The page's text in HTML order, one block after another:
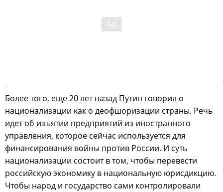
Более того, еще 20 лет назад Путин говорил о
национализации как о деофшоризации страны. Речь
идет об изъятии предприятий из иностранного
управления, которое сейчас используется для
финансирования войны против России. И суть
национализации состоит в том, чтобы перевести
российскую экономику в национальную юрисдикцию.
Чтобы народ и государство сами контролировали